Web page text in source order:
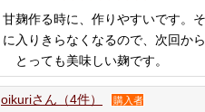
甘麹作る時に、作りやすいです。
に入りきらなくなるので、次回か
とっても美味しい麹です。
oikuriさん（4件） 購入者